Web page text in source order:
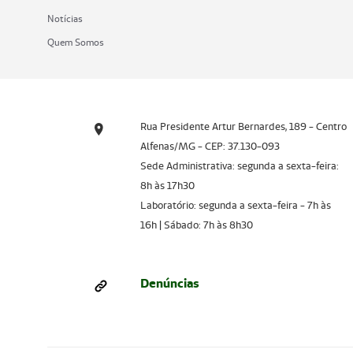
Notícias
Quem Somos
Rua Presidente Artur Bernardes, 189 - Centro
Alfenas/MG - CEP: 37.130-093
Sede Administrativa: segunda a sexta-feira:
8h às 17h30
Laboratório: segunda a sexta-feira - 7h às
16h | Sábado: 7h às 8h30
Denúncias